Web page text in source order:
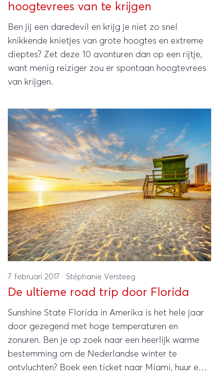
hoogtevrees van te krijgen
Ben jij een daredevil en krijg je niet zo snel
knikkende knietjes van grote hoogtes en extreme
dieptes? Zet deze 10 avonturen dan op een rijtje,
want menig reiziger zou er spontaan hoogtevrees
van krijgen.
7 februari 2017 · Stéphanie Versteeg
De ultieme road trip door Florida
Sunshine State Florida in Amerika is het hele jaar
door gezegend met hoge temperaturen en
zonuren. Ben je op zoek naar een heerlijk warme
bestemming om de Nederlandse winter te
ontvluchten? Boek een ticket naar Miami, huur een